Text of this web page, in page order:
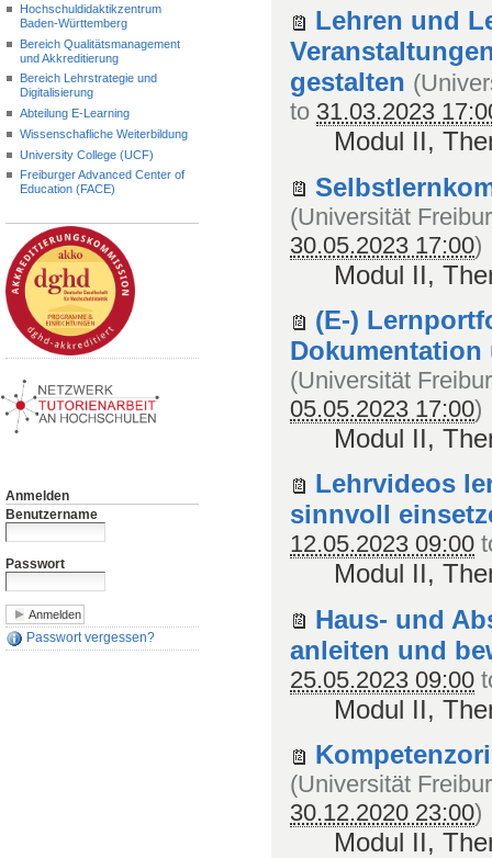
Hochschuldidaktikzentrum
Baden-Württemberg
Bereich Qualitätsmanagement
und Akkreditierung
Bereich Lehrstrategie und
Digitalisierung
Abteilung E-Learning
Wissenschafliche Weiterbildung
University College (UCF)
Freiburger Advanced Center of
Education (FACE)
Anmelden
Benutzername
Passwort
Passwort vergessen?
Lehren und
gestalten (
to 31.03.2023
Modul II,
(Universität
30.05.2023 17:00)
Modul II,
(E-)
Dokumentation
(Universität
05.05.2023 17:00)
Modul II,
Lehrvideos
sinnvoll
12.05.2023 09:00
Modul II,
Haus- und
anleiten und
25.05.2023 09:00
Modul II,
(Universität
30.12.2020 23:00)
Modul II,